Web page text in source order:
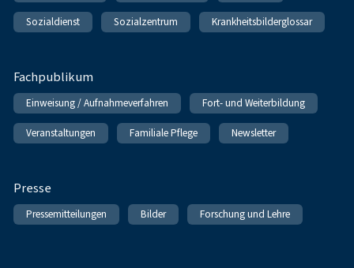
Sozialdienst Sozialzentrum Krankheitsbilderglossar
Fachpublikum
Einweisung / Aufnahmeverfahren Fort- und Weiterbildung
Veranstaltungen Familiale Pflege Newsletter
Presse
Pressemitteilungen Bilder Forschung und Lehre